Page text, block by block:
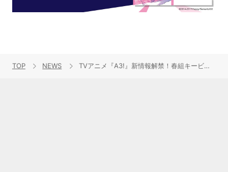
TOP NEWS TVアニメ『A3!』新情報解禁！春組キービジュアル＆SEASON SPRING PV 公開！